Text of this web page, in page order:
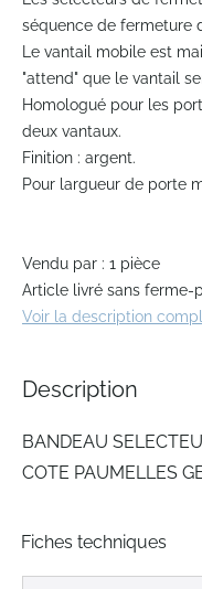
of
the
images
gallery
séquence de fermeture
Le vantail mobile est
"attend" que le vantail
Homologué pour les
deux vantaux.
Finition : argent.
Pour largueur de porte
Vendu par : 1 pièce
Article livré sans ferme-
Voir la description
Description
BANDEAU
COTE PAUMELLES
Fiches techniques